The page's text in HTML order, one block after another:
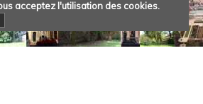
acceptez l'utilisation des cookies.